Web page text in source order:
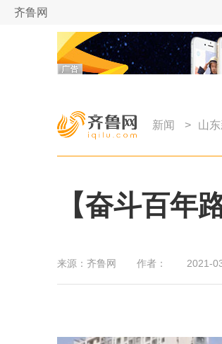
齐鲁网
新闻 > 山
【奋斗百年
来源： 齐鲁网 作者： 2021-